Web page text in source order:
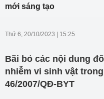
mới sáng tạo
Thứ 6, 20/10/2023 15:25
Bãi bỏ các nội dung
nhiễm vi sinh vật
46/2007/QĐ-BYT